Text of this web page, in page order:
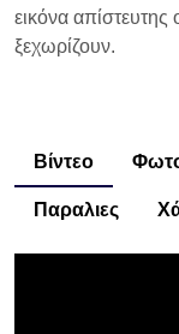
εικόνα
ξεχωρίζουν.
Βίντεο
Παραλιες